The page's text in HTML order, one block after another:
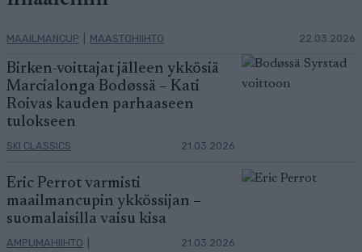
MAAILMANCUP MAASTOHIIHTO 22.03.2026
Birken-voittajat jälleen ykkösiä
Marcialonga Bodøssä – Kati
Roivas kauden parhaaseen
tulokseen
SKI CLASSICS 21.03.2026
Eric Perrot varmisti
maailmancupin ykkössijan –
suomalaisilla vaisu kisa
AMPUMAHIIHTO 21.03.2026